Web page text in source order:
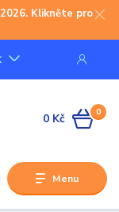
Klikněte pro
Menu
0
0 Kč